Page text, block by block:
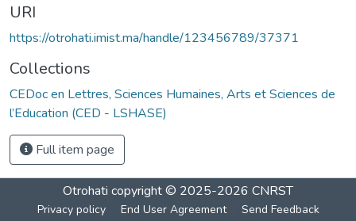
URI
https://otrohati.imist.ma/handle/123456789/37371
Collections
CEDoc en Lettres, Sciences Humaines, Arts et Sciences de
l’Education (CED - LSHASE)
Full item page
Otrohati copyright © 2025-2026 CNRST
Privacy policy End User Agreement Send Feedback